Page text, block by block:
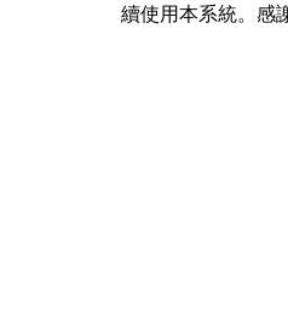
續使用本系統。感